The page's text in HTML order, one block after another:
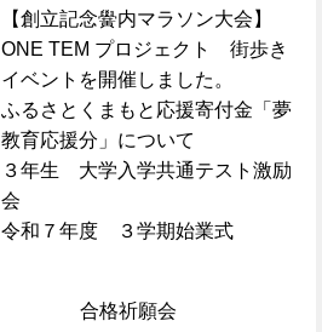
【創立記念黌内マラソン大会】
ONE TEM プロジェクト 街歩き
イベントを開催しました。
ふるさとくまもと応援寄付金「夢
教育応援分」について
３年生 大学入学共通テスト激励
会
令和７年度 ３学期始業式
合格祈願会